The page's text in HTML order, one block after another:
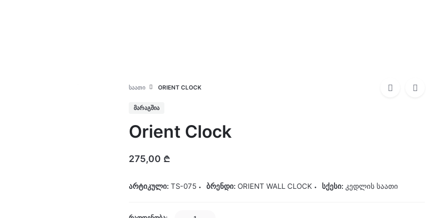
ᲡᲐᲐᲗᲘ ORIENT CLOCK
ᲛᲐᲠᲐᲒᲨᲘᲐ
Orient Clock
275,00 ₾
არტიკული: TS-075 ბრენდი: ORIENT WALL CLOCK სქესი: კედლის საათი
Orient